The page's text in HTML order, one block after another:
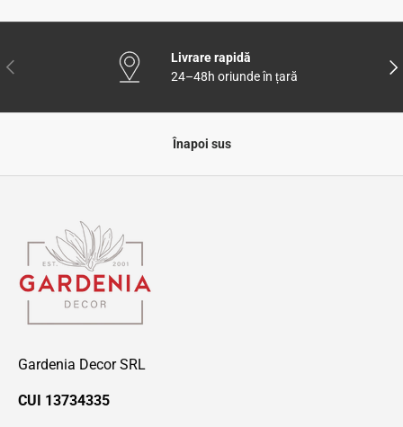
Anterior
Livrare rapidă
24–48h oriunde în țară
Înapoi sus
Gardenia Decor SRL
CUI 13734335